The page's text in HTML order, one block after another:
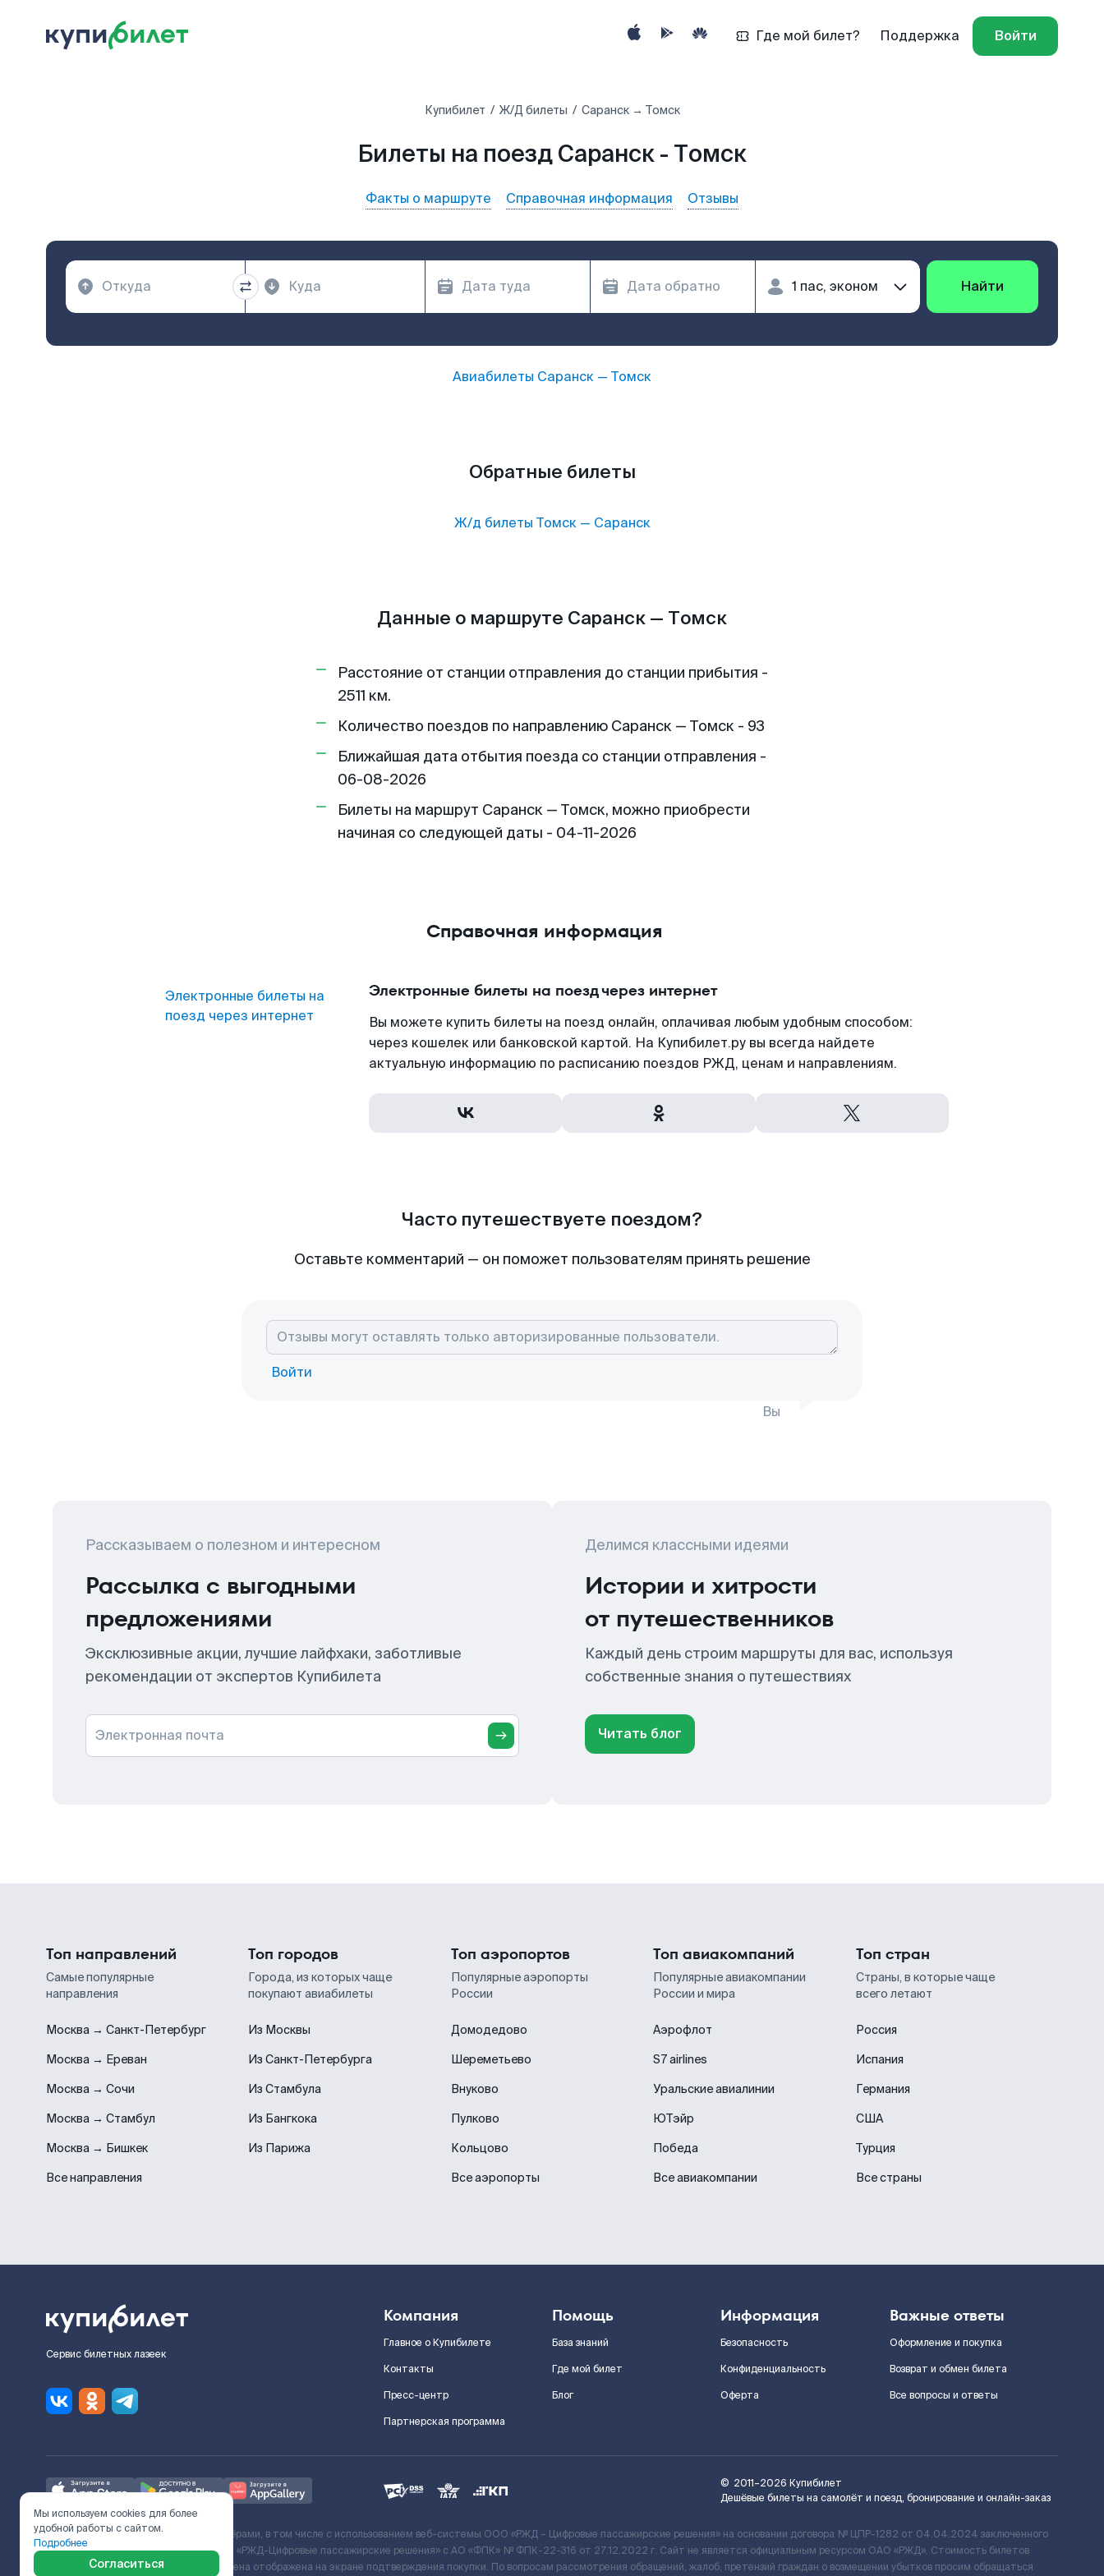
Где мой билет? Поддержка Войти
Купибилет Ж/Д билеты Саранск → Томск
Билеты на поезд Саранск - Томск
Факты о маршруте Справочная информация Отзывы
Найти
Авиабилеты Саранск — Томск
Обратные билеты
Ж/д билеты Томск— Саранск
Данные о маршруте Саранск — Томск
Расстояние от станции отправления до станции прибытия -
2511 км.
Количество поездов по направлению Саранск — Томск - 93
Ближайшая дата отбытия поезда со станции отправления -
06-08-2026
Билеты на маршрут Саранск — Томск, можно приобрести
начиная со следующей даты - 04-11-2026
Справочная информация
Электронные билеты на
поезд через интернет
Электронные билеты на поезд через интернет
Вы можете купить билеты на поезд онлайн, оплачивая любым удобным способом:
через кошелек или банковской картой. На Купибилет.ру вы всегда найдете
актуальную информацию по расписанию поездов РЖД, ценам и направлениям.
Часто путешествуете поездом?
Оставьте комментарий — он поможет пользователям принять решение
Войти
Вы
Рассказываем о полезном и интересном
Рассылка с выгодными
предложениями
Эксклюзивные акции, лучшие лайфхаки, заботливые
рекомендации от экспертов Купибилета
Электронная почта
Делимся классными идеями
Истории и хитрости
от путешественников
Каждый день строим маршруты для вас, используя
собственные знания о путешествиях
Читать блог
Топ направлений
Самые популярные
направления
Москва → Санкт-Петербург
Москва → Ереван
Москва → Сочи
Москва → Стамбул
Москва → Бишкек
Все направления
Топ городов
Города, из которых чаще
покупают авиабилеты
Из Москвы
Из Санкт-Петербурга
Из Стамбула
Из Бангкока
Из Парижа
Топ аэропортов
Популярные аэропорты
России
Домодедово
Шереметьево
Внуково
Пулково
Кольцово
Все аэропорты
Топ авиакомпаний
Популярные авиакомпании
России и мира
Аэрофлот
S7 airlines
Уральские авиалинии
ЮТэйр
Победа
Все авиакомпании
Топ стран
Страны, в которые чаще
всего летают
Россия
Испания
Германия
США
Турция
Все страны
Сервис билетных лазеек
Компания
Главное о Купибилете
Контакты
Пресс-центр
Партнерская программа
Помощь
База знаний
Где мой билет
Блог
Информация
Безопасность
Конфиденциальность
Оферта
Важные ответы
Оформление и покупка
Возврат и обмен билета
Все вопросы и ответы
© 2011–2026 Купибилет
Дешёвые билеты на самолёт и поезд, бронирование и онлайн-заказ
Ж/Д билеты предоставляются партнёрами, в том числе с использованием веб-системы ООО «РЖД – Цифровые пассажирские решения» на основании договора № ЦПР-1282 от 04.04.2024 заключенного
с Поставщиком услуг и Договора ООО «РЖД-Цифровые пассажирские решения» c АО «ФПК» № ФПК-22-316 от 27.12.2022 г. Сайт не является официальным ресурсом ОАО «РЖД». Стоимость билетов
включает сервисный сбор. Итоговая цена отображена на экране подтверждения покупки. По вопросам рассмотрения обращений, жалоб, претензий граждан о возмещении убытков просим обращаться
Мы используем cookies для более
удобной работы с сайтом.
Подробнее
Согласиться